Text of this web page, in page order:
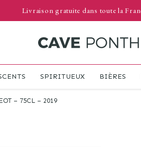
Livraison gratuite dans toute la
SPIRITUEUX BIÈRES
– 75CL – 2019